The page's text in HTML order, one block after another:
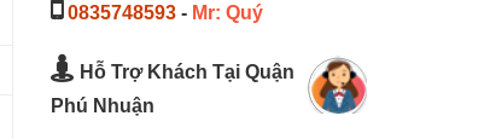
0835748593- Mr: Quý
Hỗ Trợ Khách Tại Quận
Phú Nhuận